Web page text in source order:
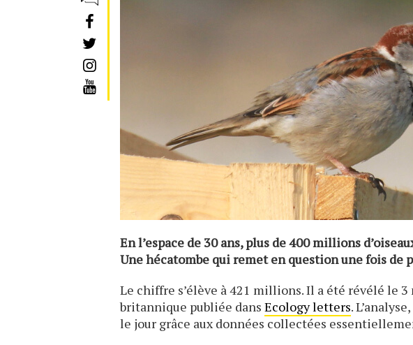
En l’espace de 30 ans, plus de 400 millions
Une hécatombe qui remet en question une fois de
Le chiffre s’élève à 421 millions. Il a été révélé le
britannique publiée dansEcology letters.
le jour grâce aux données collectées